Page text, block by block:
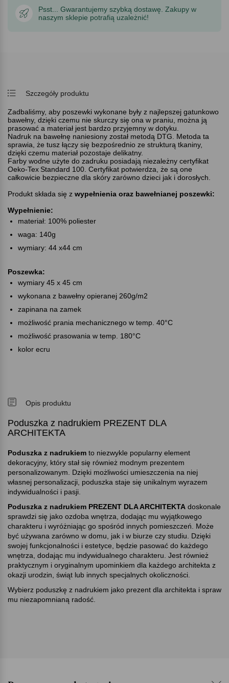
Psst... Gwarantujemy szybką dostawę. Zakupy w
naszym sklepie potrafią uzależnić!
Szczegóły produktu
Zadbaliśmy, aby poszewki wykonane były z najlepszej gatunkowo
bawełny, dzięki czemu nie skurczy się ona w praniu, można ją
prasować a materiał jest bardzo przyjemny w dotyku.
Nadruk na bawełnę naniesiony został metodą DTG. Metoda ta
sprawia, że tusz łączy się bezpośrednio ze strukturą tkaniny,
dzięki czemu materiał pozostaje delikatny.
Farby wodne użyte do zadruku posiadają niezależny certyfikat
Oeko-Tex Standard 100. Certyfikat potwierdza, że są one
całkowicie bezpieczne dla skóry zarówno dzieci jak i dorosłych.
Produkt składa się z wypełnienia oraz bawełnianej poszewki:
Wypełnienie:
materiał: 100% poliester
waga: 140g
wymiary: 44 x44 cm
Poszewka:
wymiary 45 x 45 cm
wykonana z bawełny opieranej 260g/m2
zapinana na zamek
możliwość prania mechanicznego w temp. 40°C
możliwość prasowania w temp. 180°C
kolor ecru
Opis produktu
Poduszka z nadrukiem PREZENT DLA
ARCHITEKTA
Poduszka z nadrukiem to niezwykle popularny element
dekoracyjny, który stał się również modnym prezentem
personalizowanym. Dzięki możliwości umieszczenia na niej
własnej personalizacji, poduszka staje się unikalnym wyrazem
indywidualności i pasji.
Poduszka z nadrukiem PREZENT DLA ARCHITEKTA doskonale
sprawdzi się jako ozdoba wnętrza, dodając mu wyjątkowego
charakteru i wyróżniając go spośród innych pomieszczeń. Może
być używana zarówno w domu, jak i w biurze czy studiu. Dzięki
swojej funkcjonalności i estetyce, będzie pasować do każdego
wnętrza, dodając mu indywidualnego charakteru. Jest również
praktycznym i oryginalnym upominkiem dla każdego architekta z
okazji urodzin, świąt lub innych specjalnych okoliczności.
Wybierz poduszkę z nadrukiem jako prezent dla architekta i spraw
mu niezapomnianą radość.